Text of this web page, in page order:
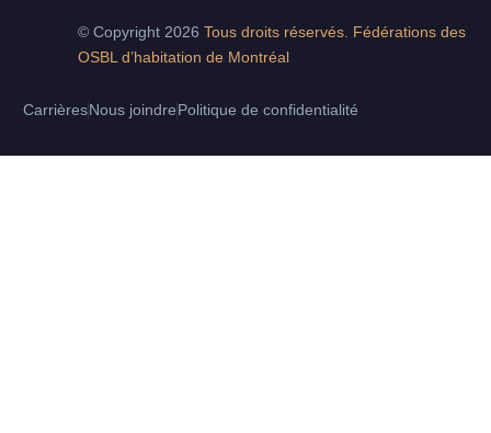
© Copyright 2026 Tous droits réservés. Fédérations des
OSBL d’habitation de Montréal
Carrières Nous joindre Politique de confidentialité